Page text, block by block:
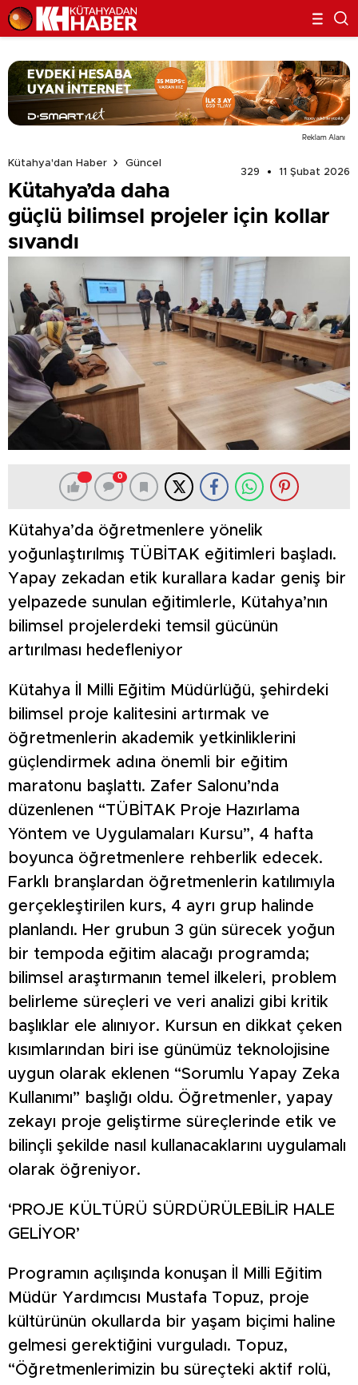
Reklam Alanı
Kütahya'dan Haber
Güncel
329
11 Şubat 2026
Kütahya’da daha
güçlü bilimsel projeler için kollar
sıvandı
0
Kütahya’da öğretmenlere yönelik
yoğunlaştırılmış TÜBİTAK eğitimleri başladı.
Yapay zekadan etik kurallara kadar geniş bir
yelpazede sunulan eğitimlerle, Kütahya’nın
bilimsel projelerdeki temsil gücünün
artırılması hedefleniyor
Kütahya İl Milli Eğitim Müdürlüğü, şehirdeki
bilimsel proje kalitesini artırmak ve
öğretmenlerin akademik yetkinliklerini
güçlendirmek adına önemli bir eğitim
maratonu başlattı. Zafer Salonu’nda
düzenlenen “TÜBİTAK Proje Hazırlama
Yöntem ve Uygulamaları Kursu”, 4 hafta
boyunca öğretmenlere rehberlik edecek.
Farklı branşlardan öğretmenlerin katılımıyla
gerçekleştirilen kurs, 4 ayrı grup halinde
planlandı. Her grubun 3 gün sürecek yoğun
bir tempoda eğitim alacağı programda;
bilimsel araştırmanın temel ilkeleri, problem
belirleme süreçleri ve veri analizi gibi kritik
başlıklar ele alınıyor. Kursun en dikkat çeken
kısımlarından biri ise günümüz teknolojisine
uygun olarak eklenen “Sorumlu Yapay Zeka
Kullanımı” başlığı oldu. Öğretmenler, yapay
zekayı proje geliştirme süreçlerinde etik ve
bilinçli şekilde nasıl kullanacaklarını uygulamalı
olarak öğreniyor.
‘PROJE KÜLTÜRÜ SÜRDÜRÜLEBİLİR HALE
GELİYOR’
Programın açılışında konuşan İl Milli Eğitim
Müdür Yardımcısı Mustafa Topuz, proje
kültürünün okullarda bir yaşam biçimi haline
gelmesi gerektiğini vurguladı. Topuz,
“Öğretmenlerimizin bu süreçteki aktif rolü,